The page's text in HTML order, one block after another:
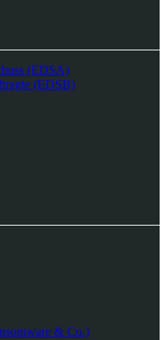
(EDSA)
(EDSB)
& Co.)